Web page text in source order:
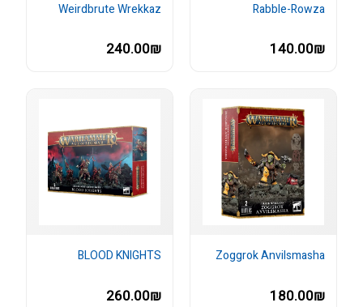
Rabble-Rowza
140.00₪
Weirdbrute Wrekkaz
240.00₪
Zoggrok Anvilsmasha
180.00₪
BLOOD KNIGHTS
260.00₪